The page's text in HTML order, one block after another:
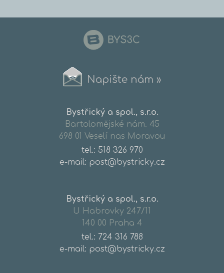
Napište nám »
Bystřický a spol., s.r.o.
Bartolomějské nám. 45
698 01 Veselí nas Moravou
tel.: 518 326 970
e-mail: post@bystricky.cz
Bystřický a spol., s.r.o.
U Habrovky 247/11
140 00 Praha 4
tel.: 724 316 788
e-mail: post@bystricky.cz